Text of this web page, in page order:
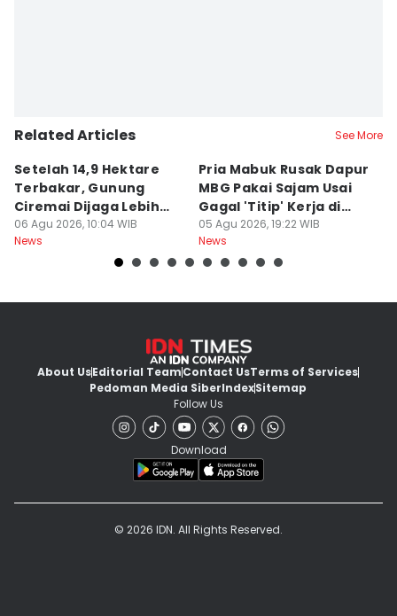
Related Articles See More
Setelah 14,9 Hektare
Terbakar, Gunung
Ciremai Dijaga Lebih
Ketat
06 Agu 2026, 10:04 WIB
News
Pria Mabuk Rusak Dapur
MBG Pakai Sajam Usai
Gagal 'Titip' Kerja di
Sukabumi
05 Agu 2026, 19:22 WIB
News
About UsEditorial TeamContact UsTerms of Services
Pedoman Media SiberIndexSitemap
Follow Us
Download
© 2026 IDN. All Rights Reserved.